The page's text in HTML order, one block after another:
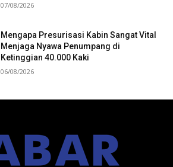
07/08/2026
Mengapa Presurisasi Kabin Sangat Vital
Menjaga Nyawa Penumpang di
Ketinggian 40.000 Kaki
06/08/2026